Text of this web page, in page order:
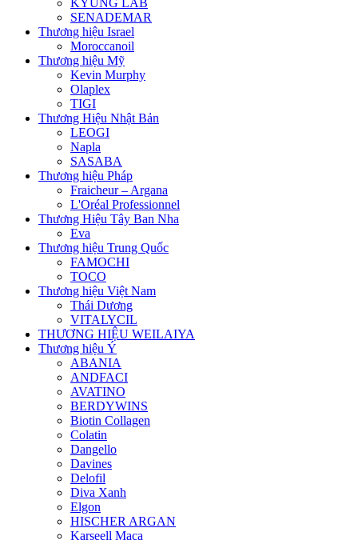
SENADEMAR
Thương hiệu Israel
Moroccanoil
Thương hiệu Mỹ
Kevin Murphy
Olaplex
TIGI
Thương Hiệu Nhật Bản
LEOGI
Napla
SASABA
Thương hiệu Pháp
Fraicheur – Argana
L'Oréal Professionnel
Thương Hiệu Tây Ban Nha
Eva
Thương hiệu Trung Quốc
FAMOCHI
TOCO
Thương hiệu Việt Nam
Thái Dương
VITALYCIL
THƯƠNG HIỆU WEILAIYA
Thương hiệu Ý
ABANIA
ANDFACI
AVATINO
BERDYWINS
Biotin Collagen
Colatin
Dangello
Davines
Delofil
Diva Xanh
Elgon
HISCHER ARGAN
Karseell Maca